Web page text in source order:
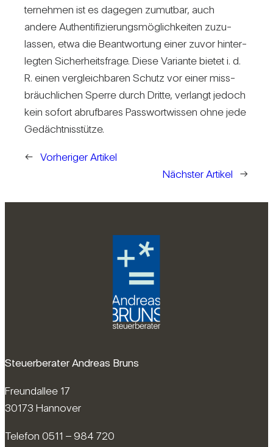
ter­nehmen ist es dagegen zumutbar, auch
andere Authen­ti­fi­zie­rungs­mög­lich­keiten zuzu­
lassen, etwa die Beant­wor­tung einer zuvor hin­ter­
legten Sicher­heits­frage. Diese Vari­ante bietet i. d.
R. einen ver­gleich­baren Schutz vor einer miss­
bräuch­li­chen Sperre durch Dritte, ver­langt jedoch
kein sofort abruf­bares Pass­wort­wissen ohne jede
Gedächt­nis­stütze.
← Vorheriger Artikel
Nächster Artikel
→
Steuerberater Andreas Bruns
Freundallee 17
30173 Hannover
Telefon 0511 – 984 720